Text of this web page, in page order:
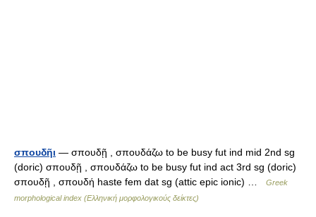
σπουδῆι — σπουδῇ , σπουδάζω to be busy fut ind mid 2nd sg
(doric) σπουδῇ , σπουδάζω to be busy fut ind act 3rd sg (doric)
σπουδῇ , σπουδή haste fem dat sg (attic epic ionic) …
Greek
morphological index (Ελληνική μορφολογικούς δείκτες)